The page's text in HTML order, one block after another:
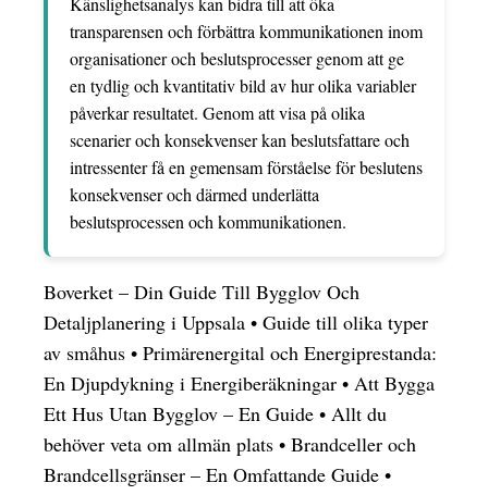
transparensen och förbättra kommunikationen inom
organisationer och beslutsprocesser genom att ge
en tydlig och kvantitativ bild av hur olika variabler
påverkar resultatet. Genom att visa på olika
scenarier och konsekvenser kan beslutsfattare och
intressenter få en gemensam förståelse för beslutens
konsekvenser och därmed underlätta
beslutsprocessen och kommunikationen.
Boverket – Din Guide Till Bygglov Och
Detaljplanering i Uppsala • Guide till olika typer
av småhus • Primärenergital och Energiprestanda:
En Djupdykning i Energiberäkningar • Att Bygga
Ett Hus Utan Bygglov – En Guide • Allt du
behöver veta om allmän plats • Brandceller och
Brandcellsgränser – En Omfattande Guide •